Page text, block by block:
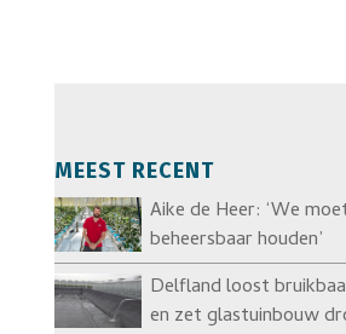
MEEST RECENT
Aike de Heer: ‘We
beheersbaar houden’
Delfland loost
en zet glastuinbouw